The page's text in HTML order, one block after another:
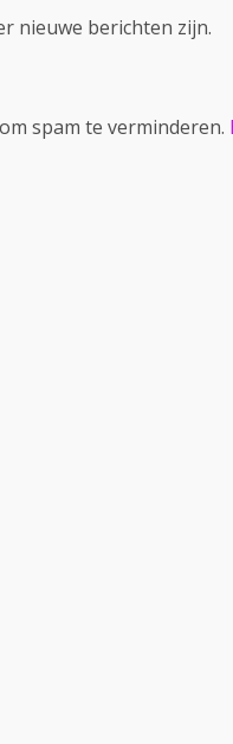
nieuwe berichten zijn.
spam te verminderen.